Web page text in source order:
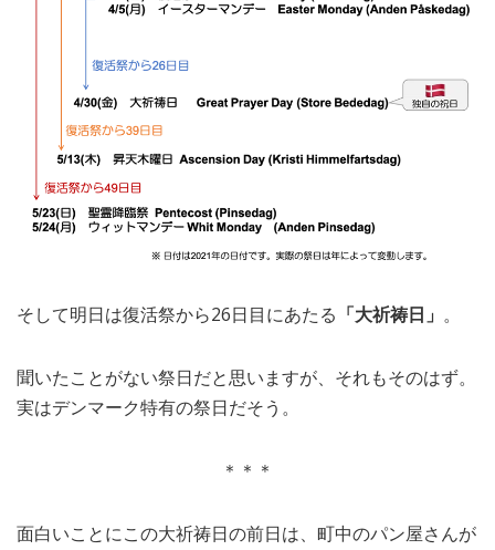
そして明日は復活祭から26日目にあたる 「大祈祷日」 。
聞いたことがない祭日だと思いますが、それもそのはず。
実はデンマーク特有の祭日だそう。
＊＊＊
面白いことにこの大祈祷日の前日は、町中のパン屋さんが